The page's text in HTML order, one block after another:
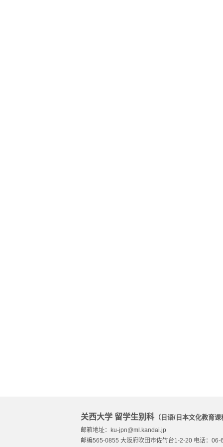
关西大学 留学生别科 （日语/日本文化教育
邮箱地址：ku-jpn@ml.kandai.jp
邮编565-0855 大阪府吹田市佐竹台1-2-20 电话：06-